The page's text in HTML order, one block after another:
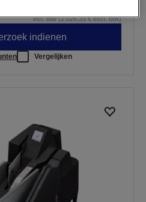
incl. btw (2.026,33 € excl. btw)
indienen
Vergelijken